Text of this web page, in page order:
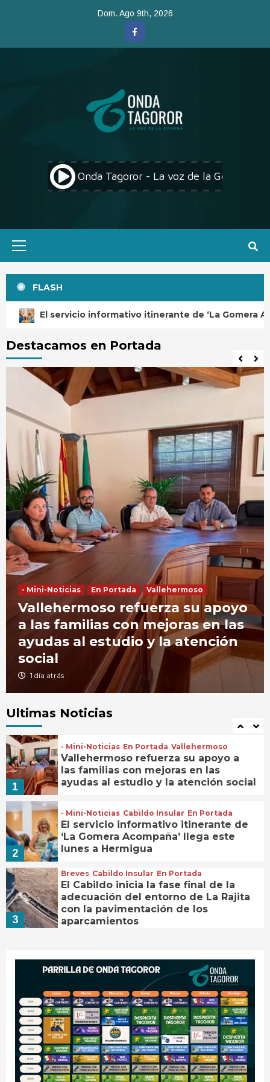
Dom. Ago 9th, 2026
Facebook
FLASH
informativo itinerante de ‘La Gomera Acompaña’
Destacamos en Portada
- Mini-Noticias En Portada Vallehermoso
Vallehermoso refuerza su apoyo
a las familias con mejoras en las
ayudas al estudio y la atención
social
1 día atrás
Ultimas Noticias
Breves En Portada Vallehermoso
El Ayuntamiento de Vallehermoso
impulsa la construcción de nuevas
viviendas públicas con la cesión de
tres parcelas municipales
- Mini-Noticias Cabildo Insular En Portada
El Cabildo abre a la ciudadanía la
elaboración del Plan Estratégico de
Igualdad y Políticas de Género 2027-
6
- Mini-Noticias Cabildo Insular En Portada
La campaña de verano del Bono
de euros en el tejido económico de
1
- Mini-Noticias En Portada Vallehermoso
Vallehermoso refuerza su apoyo a
las familias con mejoras en las
ayudas al estudio y la atención social
2
- Mini-Noticias Cabildo Insular En Portada
El servicio informativo itinerante de
‘La Gomera Acompaña’ llega este
lunes a Hermigua
3
Breves Cabildo Insular En Portada
El Cabildo inicia la fase final de la
adecuación del entorno de La Rajita
con la pavimentación de los
aparcamientos
impulsa la construcción de nuevas
viviendas públicas con la cesión de
tres parcelas municipales
- Mini-Noticias Cabildo Insular En Portada
El Cabildo abre a la ciudadanía la
elaboración del Plan Estratégico de
Igualdad y Políticas de Género 2027-
2030
- Mini-Noticias Cabildo Insular En Portada